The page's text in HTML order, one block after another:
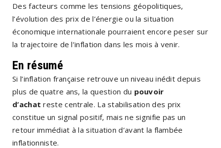
Des facteurs comme les tensions géopolitiques,
l’évolution des prix de l’énergie ou la situation
économique internationale pourraient encore peser sur
la trajectoire de l’inflation dans les mois à venir.
En résumé
Si l’inflation française retrouve un niveau inédit depuis
plus de quatre ans, la question du pouvoir
d’achat reste centrale. La stabilisation des prix
constitue un signal positif, mais ne signifie pas un
retour immédiat à la situation d’avant la flambée
inflationniste.